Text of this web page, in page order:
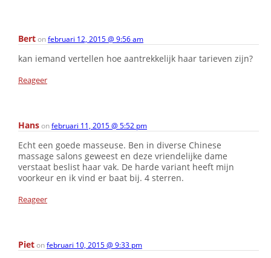
Bertonfebruari 12, 2015 @ 9:56 am
kan iemand vertellen hoe aantrekkelijk haar tarieven zijn?
Reageer
Hansonfebruari 11, 2015 @ 5:52 pm
Echt een goede masseuse. Ben in diverse Chinese
massage salons geweest en deze vriendelijke dame
verstaat beslist haar vak. De harde variant heeft mijn
voorkeur en ik vind er baat bij. 4 sterren.
Reageer
Pietonfebruari 10, 2015 @ 9:33 pm